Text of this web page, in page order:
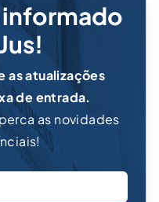
informado
as atualizações
de entrada.
as novidades